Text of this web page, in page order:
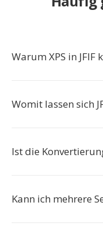
Warum XPS in JFIF
Womit lassen sich
Ist die
Kann ich mehrere